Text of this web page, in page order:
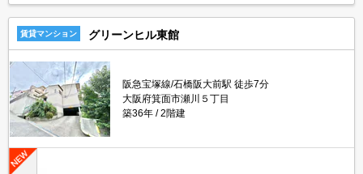
賃貸マンション グリーンヒル東館
阪急宝塚線/石橋阪大前駅 徒歩7分
大阪府箕面市瀬川５丁目
築36年
2階建